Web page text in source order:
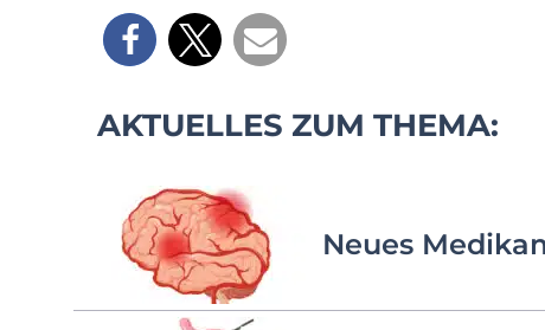
AKTUELLES ZUM THEMA:
Neues